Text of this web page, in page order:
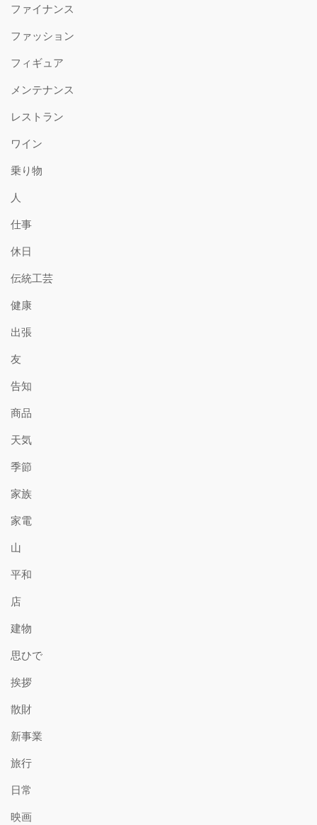
ファイナンス
ファッション
フィギュア
メンテナンス
レストラン
ワイン
乗り物
人
仕事
休日
伝統工芸
健康
出張
友
告知
商品
天気
季節
家族
家電
山
平和
店
建物
思ひで
挨拶
散財
新事業
旅行
日常
映画